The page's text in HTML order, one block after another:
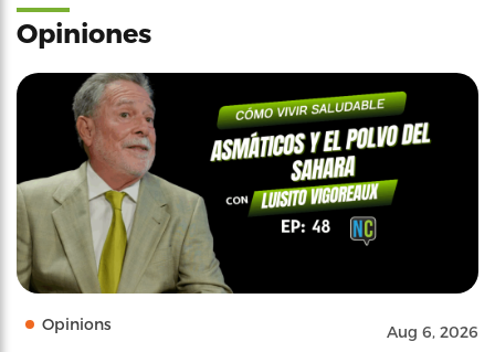
Opiniones
Opinions Aug 6, 2026